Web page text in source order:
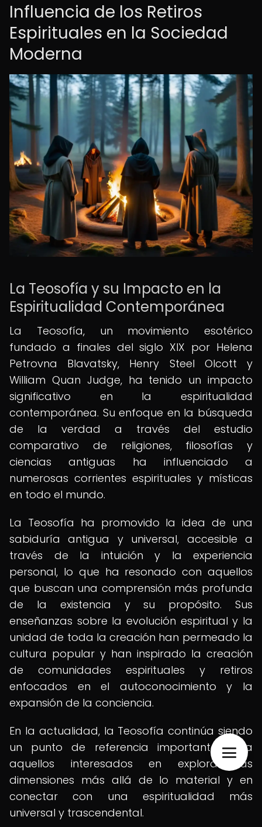
Influencia de los Retiros
Espirituales en la Sociedad
Moderna
La Teosofía y su Impacto en la
Espiritualidad Contemporánea
La Teosofía, un movimiento esotérico
fundado a finales del siglo XIX por Helena
Petrovna Blavatsky, Henry Steel Olcott y
William Quan Judge, ha tenido un impacto
significativo en la espiritualidad
contemporánea. Su enfoque en la búsqueda
de la verdad a través del estudio
comparativo de religiones, filosofías y
ciencias antiguas ha influenciado a
numerosas corrientes espirituales y místicas
en todo el mundo.
La Teosofía ha promovido la idea de una
sabiduría antigua y universal, accesible a
través de la intuición y la experiencia
personal, lo que ha resonado con aquellos
que buscan una comprensión más profunda
de la existencia y su propósito. Sus
enseñanzas sobre la evolución espiritual y la
unidad de toda la creación han permeado la
cultura popular y han inspirado la creación
de comunidades espirituales y retiros
enfocados en el autoconocimiento y la
expansión de la conciencia.
En la actualidad, la Teosofía continúa siendo
un punto de referencia importante para
aquellos interesados en explorar las
dimensiones más allá de lo material y en
conectar con una espiritualidad más
universal y trascendental.